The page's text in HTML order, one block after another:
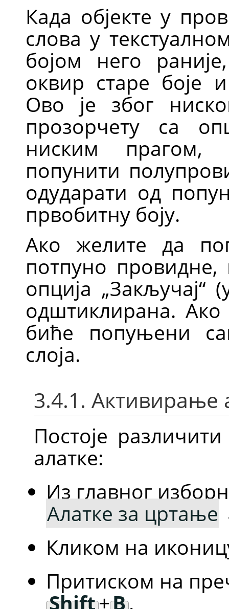
Када објекте у
слова у
бојом него
оквир старе боје
Ово је због
прозорчету са
ниским прагом,
попунити
одударати од
првобитну боју.
Ако желите да
потпуно провидне,
опција „Закључај“
одштиклирана. Ако
биће попуњени
слоја.
3.4.1. Активирање
Постоје
алатке:
Из главног
Алатке за цртање
Кликом на
Притиском на
Shift+B.